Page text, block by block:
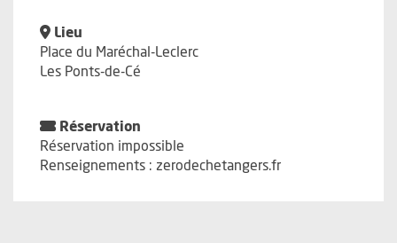
Lieu
Place du Maréchal-Leclerc
Les Ponts-de-Cé
Réservation
Réservation impossible
Renseignements : zerodechetangers.fr